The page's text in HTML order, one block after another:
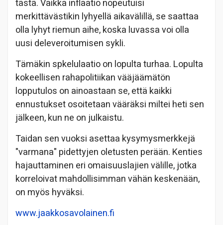
tästä. Vaikka inflaatio nopeutuisi
merkittävästikin lyhyellä aikavälillä, se saattaa
olla lyhyt riemun aihe, koska luvassa voi olla
uusi deleveroitumisen sykli.
Tämäkin spkelulaatio on lopulta turhaa. Lopulta
kokeellisen rahapolitiikan vääjäämätön
lopputulos on ainoastaan se, että kaikki
ennustukset osoitetaan vääräksi miltei heti sen
jälkeen, kun ne on julkaistu.
Taidan sen vuoksi asettaa kysymysmerkkejä
"varmana" pidettyjen oletusten perään. Kenties
hajauttaminen eri omaisuuslajien välille, jotka
korreloivat mahdollisimman vähän keskenään,
on myös hyväksi.
www.jaakkosavolainen.fi